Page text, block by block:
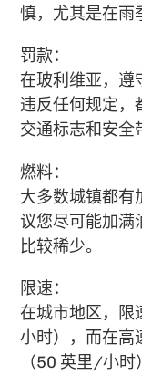
慎，尤其是在雨
罚款：
在玻利维亚，遵
违反任何规定，
交通标志和安全
燃料：
大多数城镇都有
议您尽可能加满
比较稀少。
限速：
在城市地区，
小时），而在
（50 英里/小时